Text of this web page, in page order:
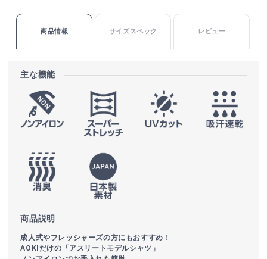
商品情報 サイズスペック レビュー
主な機能
商品説明
成人式やフレッシャーズの方にもおすすめ！
AOKIだけの「アスリートモデルシャツ」